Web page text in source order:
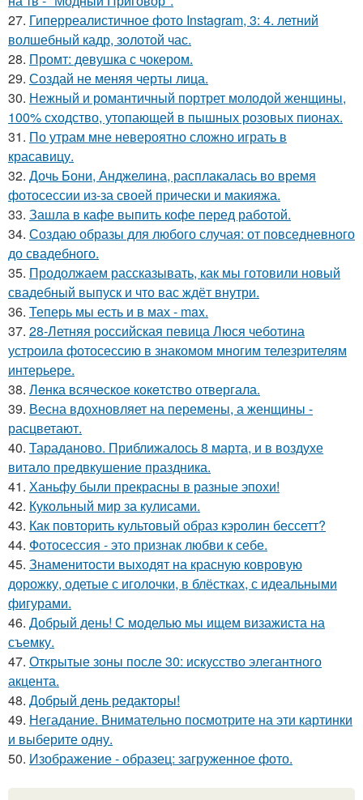
27. Гиперреалистичное фото Instagram, 3: 4. летний
волшебный кадр, золотой час.
28. Промт: девушка с чокером.
29. Создай не меняя черты лица.
30. Нежный и романтичный портрет молодой женщины,
100% сходство, утопающей в пышных розовых пионах.
31. По утрам мне невероятно сложно играть в
красавицу.
32. Дочь Бони, Анджелина, расплакалась во время
фотосессии из-за своей прически и макияжа.
33. Зашла в кафе выпить кофе перед работой.
34. Создаю образы для любого случая: от повседневного
до свадебного.
35. Продолжаем рассказывать, как мы готовили новый
свадебный выпуск и что вас ждёт внутри.
36. Теперь мы есть и в мах - max.
37. 28-Летняя российская певица Люся чеботина
устроила фотосессию в знакомом многим телезрителям
интерьере.
38. Лeнка всячeскоe кокeтство отвeргала.
39. Весна вдохновляет на перемены, а женщины -
расцветают.
40. Тараданово. Приближалось 8 марта, и в воздухе
витало предвкушение праздника.
41. Ханьфу были прекрасны в разные эпохи!
42. Кукольный мир за кулисами.
43. Как повторить культовый образ кэролин бессетт?
44. Фотосессия - это признак любви к себе.
45. Знаменитости выходят на красную ковровую
дорожку, одетые с иголочки, в блёстках, с идеальными
фигурами.
46. Добрый день! С моделью мы ищем визажиста на
съемку.
47. Открытые зоны после 30: искусство элегантного
акцента.
48. Добрый день редакторы!
49. Негадание. Внимательно посмотрите на эти картинки
и выберите одну.
50. Изображение - образец: загруженное фото.